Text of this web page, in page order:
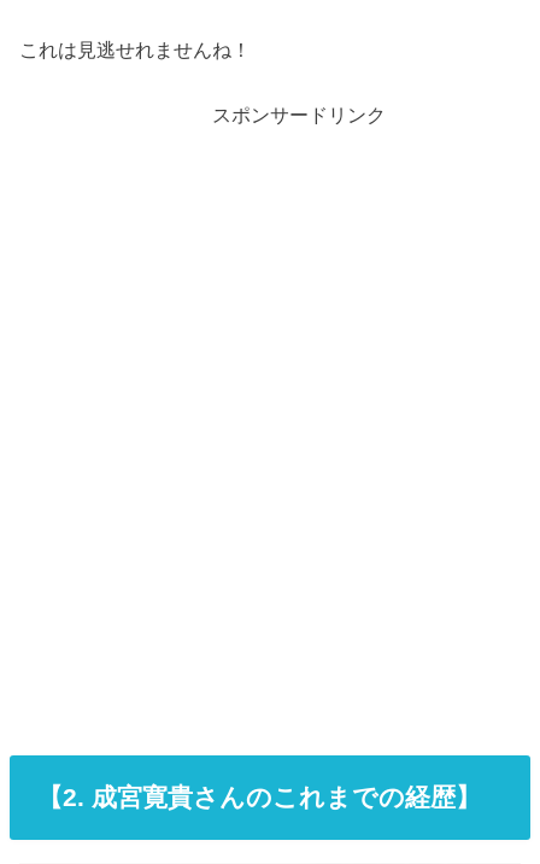
これは見逃せれませんね！
スポンサードリンク
【2. 成宮寛貴さんのこれまでの経歴】